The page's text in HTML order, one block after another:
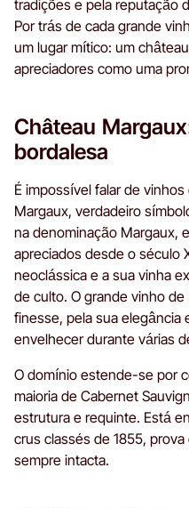
tradições e pela reputação
Por trás de cada grande
um lugar mítico: um
apreciadores como uma
Château
bordalesa
É impossível falar de
Margaux, verdadeiro
na denominação Margaux,
apreciados desde o século
neoclássica e a sua vinha
de culto. O grande vinho
finesse, pela sua elegância
envelhecer durante várias
O domínio estende-se por
maioria de Cabernet
estrutura e requinte. Está
crus classés de 1855,
sempre intacta.